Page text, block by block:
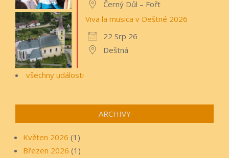
Černý Důl – Fořt
Viva la musica v Deštné 2026
22 Srp 26
Deštná
všechny události
ARCHIVY
Květen 2026 (1)
Březen 2026 (1)